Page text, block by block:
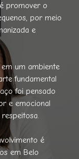
promover o
por meio
e
um ambiente
fundamental
foi pensado
e emocional
é
em Belo